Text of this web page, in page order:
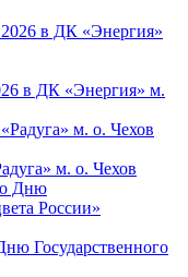
в ДК «Энергия» м.
м. о. Чехов
Государственного